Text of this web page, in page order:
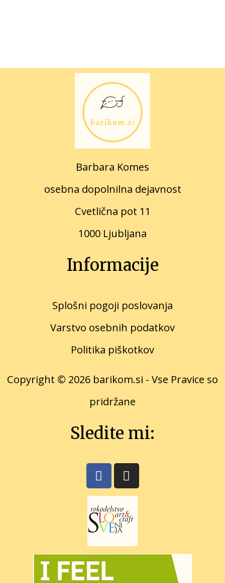
Barbara Komes
osebna dopolnilna dejavnost
Cvetlična pot 11
1000 Ljubljana
Informacije
Splošni pogoji poslovanja
Varstvo osebnih podatkov
Politika piškotkov
Copyright © 2026 barikom.si - Vse Pravice so
pridržane
Sledite mi: